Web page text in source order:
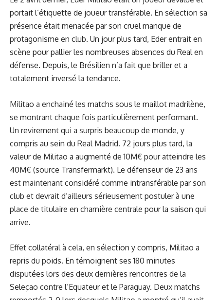
portait l’étiquette de joueur transférable. En sélection sa
présence était menacée par son cruel manque de
protagonisme en club. Un jour plus tard, Eder entrait en
scène pour pallier les nombreuses absences du Real en
défense. Depuis, le Brésilien n’a fait que briller et a
totalement inversé la tendance.
Militao a enchainé les matchs sous le maillot madrilène,
se montrant chaque fois particulièrement performant.
Un revirement qui a surpris beaucoup de monde, y
compris au sein du Real Madrid. 72 jours plus tard, la
valeur de Militao a augmenté de 10M€ pour atteindre les
40M€ (source Transfermarkt). Le défenseur de 23 ans
est maintenant considéré comme intransférable par son
club et devrait d’ailleurs sérieusement postuler à une
place de titulaire en charnière centrale pour la saison qui
arrive.
Effet collatéral à cela, en sélection y compris, Militao a
repris du poids. En témoignent ses 180 minutes
disputées lors des deux dernières rencontres de la
Seleçao contre l’Equateur et le Paraguay. Deux matchs